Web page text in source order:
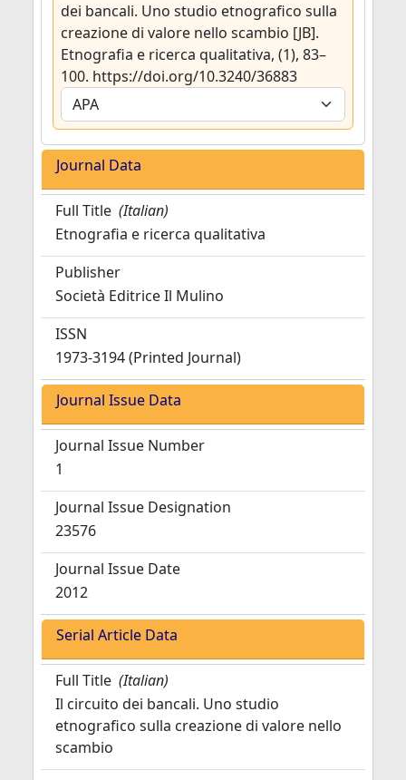
dei bancali. Uno studio etnografico sulla
creazione di valore nello scambio [JB].
Etnografia e ricerca qualitativa, (1), 83–
100. https://doi.org/10.3240/36883
Journal Data
Full Title (Italian)
Etnografia e ricerca qualitativa
Publisher
Società Editrice Il Mulino
ISSN
1973-3194 (Printed Journal)
Journal Issue Data
Journal Issue Number
1
Journal Issue Designation
23576
Journal Issue Date
2012
Serial Article Data
Full Title (Italian)
Il circuito dei bancali. Uno studio
etnografico sulla creazione di valore nello
scambio